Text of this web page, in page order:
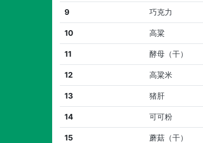
9 巧克力
10 高粱
11 酵母（干）
12 高粱米
13 猪肝
14 可可粉
15 蘑菇（干）